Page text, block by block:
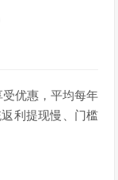
优惠，平均每年
利提现慢、门槛